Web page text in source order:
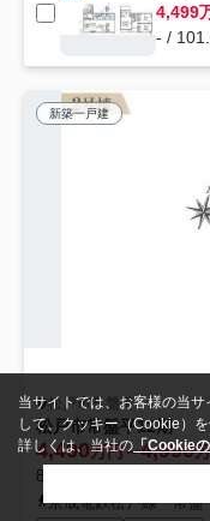
4,499
- /
新築一戸建
松戸市常盤平
松戸市常盤平12期
4,490万円～4,990
87.35㎡～99.78㎡
京成電鉄松戸線「常
当サイトでは、お客様の当
して、クッキー（Cookie）を
詳しくは、当社の 「Cookie